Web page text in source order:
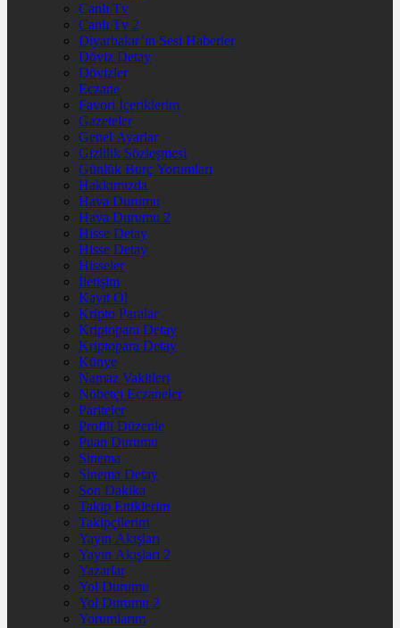
Canlı Tv
Canlı Tv 2
Diyarbakır’ın Sesi Haberler
Döviz Detay
Dövizler
Eczane
Favori İçeriklerim
Gazeteler
Genel Ayarlar
Gizlilik Sözleşmesi
Günlük Burç Yorumları
Hakkımızda
Hava Durumu
Hava Durumu 2
Hisse Detay
Hisse Detay
Hisseler
İletişim
Kayıt Ol
Kripto Paralar
Kriptopara Detay
Kriptopara Detay
Künye
Namaz Vakitleri
Nöbetçi Eczaneler
Pariteler
Profili Düzenle
Puan Durumu
Sinema
Sinema Detay
Son Dakika
Takip Ettiklerim
Takipçilerim
Yayın Akışları
Yayın Akışları 2
Yazarlar
Yol Durumu
Yol Durumu 2
Yorumlarım